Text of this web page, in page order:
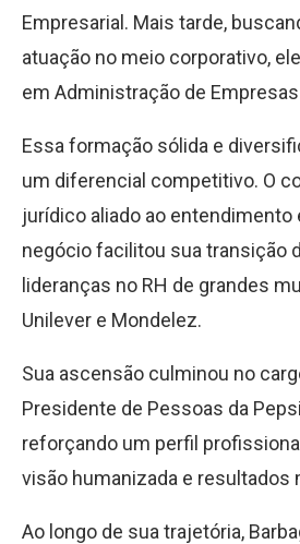
Empresarial. Mais tarde,
atuação no meio corporativo,
em Administração de
Essa formação sólida e
um diferencial competitivo. O
jurídico aliado ao
negócio facilitou sua transição
lideranças no RH de grandes
Unilever e Mondelez.
Sua ascensão culminou no
Presidente de Pessoas da
reforçando um perfil
visão humanizada e resultados
Ao longo de sua trajetória,